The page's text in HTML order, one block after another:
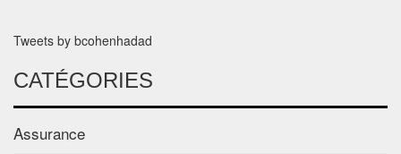
Tweets by bcohenhadad
CATÉGORIES
Assurance